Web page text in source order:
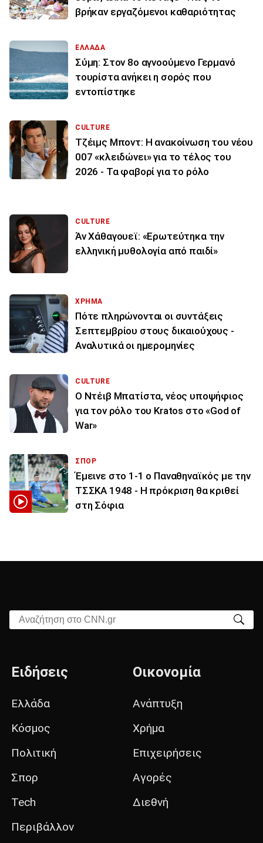
βρήκαν εργαζόμενοι καθαριότητας
ΕΛΛΑΔΑ
Σύμη: Στον 8ο αγνοούμενο Γερμανό
τουρίστα ανήκει η σορός που
εντοπίστηκε
CULTURE
Τζέιμς Μποντ: Η ανακοίνωση του νέου
007 «κλειδώνει» για το τέλος του
2026 - Τα φαβορί για το ρόλο
CULTURE
Άν Χάθαγουεϊ: «Ερωτεύτηκα την
ελληνική μυθολογία από παιδί»
ΧΡΗΜΑ
Πότε πληρώνονται οι συντάξεις
Σεπτεμβρίου στους δικαιούχους -
Αναλυτικά οι ημερομηνίες
CULTURE
Ο Ντέιβ Μπατίστα, νέος υποψήφιος
για τον ρόλο του Kratos στο «God of
War»
ΣΠΟΡ
Έμεινε στο 1-1 ο Παναθηναϊκός με την
ΤΣΣΚΑ 1948 - Η πρόκριση θα κριθεί
στη Σόφια
Αναζήτηση στο CNN.gr
Ειδήσεις
Ελλάδα
Κόσμος
Πολιτική
Σπορ
Tech
Περιβάλλον
Οικονομία
Ανάπτυξη
Χρήμα
Επιχειρήσεις
Αγορές
Διεθνή